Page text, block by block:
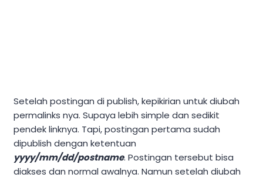
Setelah postingan di publish, kepikirian untuk diubah
permalinks nya. Supaya lebih simple dan sedikit
pendek linknya. Tapi, postingan pertama sudah
dipublish dengan ketentuan
yyyy/mm/dd/postname. Postingan tersebut bisa
diakses dan normal awalnya. Namun setelah diubah